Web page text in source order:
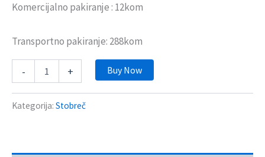
Komercijalno pakiranje : 12kom
Transportno pakiranje: 288kom
- + Buy Now
Kategorija: Stobreč